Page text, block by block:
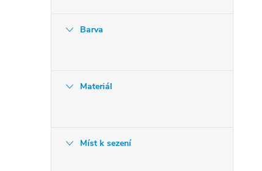
Barva
Materiál
Míst k sezení